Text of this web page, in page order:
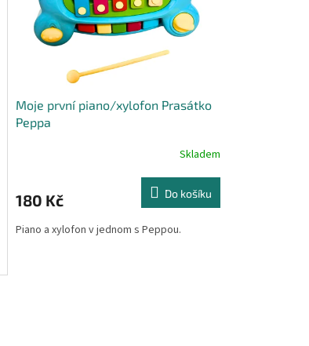
Moje první piano/xylofon Prasátko
Peppa
Skladem
180 Kč Do košíku
Piano a xylofon v jednom s Peppou.